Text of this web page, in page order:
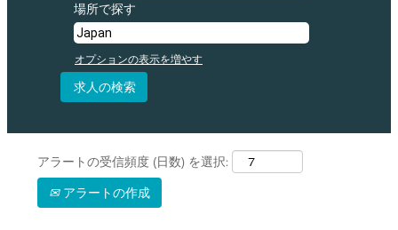
場所で探す
オプションの表示を増やす
アラートの受信頻度 (日数) を選択:
アラートの作成